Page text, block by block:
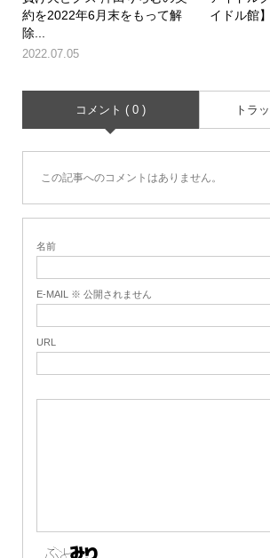
約を2022年6月末をもって解
除...
2022.07.05
イドル館】
コメント ( 0 ) トラ
この記事へのコメントはありません。
名前
E-MAIL ※ 公開されません
URL